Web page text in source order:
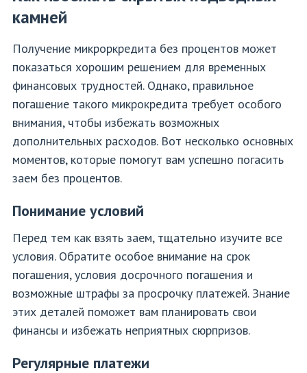
камней
Получение микроркредита без процентов может
показаться хорошим решением для временных
финансовых трудностей. Однако, правильное
погашение такого микрокредита требует особого
внимания, чтобы избежать возможных
дополнительных расходов. Вот несколько основных
моментов, которые помогут вам успешно погасить
заем без процентов.
Понимание условий
Перед тем как взять заем, тщательно изучите все
условия. Обратите особое внимание на срок
погашения, условия досрочного погашения и
возможные штрафы за просрочку платежей. Знание
этих деталей поможет вам планировать свои
финансы и избежать неприятных сюрпризов.
Регулярные платежи